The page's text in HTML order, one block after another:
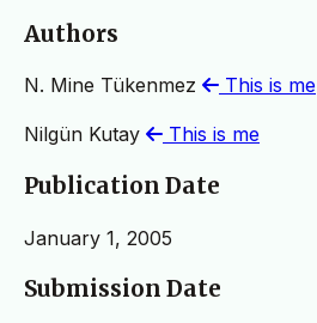
Authors
N. Mine Tükenmez This is me
Nilgün Kutay This is me
Publication Date
January 1, 2005
Submission Date